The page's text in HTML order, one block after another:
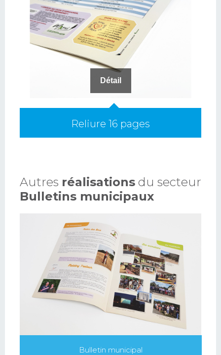
Détail
Reliure 16 pages
Autres réalisations du secteur
Bulletins municipaux
Bulletin municipal